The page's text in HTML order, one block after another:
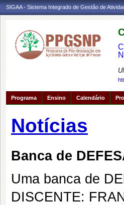
SIGAA - Sistema Integrado de Gestão de
Programa Ensino Calendário
Notícias
Banca de
Uma banca de
DISCENTE: